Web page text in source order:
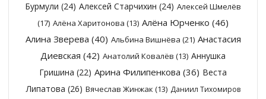
Бурмули (24) Алексей Старчихин (24) Алексей Шмелёв
(17) Алёна Харитонова (13) Алёна Юрченко (46)
Алина Зверева (40) Альбина Вишнёва (21) Анастасия
Диевская (42) Анатолий Ковалёв (13) Аннушка
Гришина (22) Арина Филипенкова (36) Веста
Липатова (26) Вячеслав Жинжак (13) Даниил Тихомиров